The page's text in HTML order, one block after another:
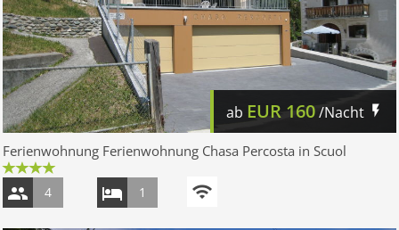
ab EUR 160/Nacht
Ferienwohnung Ferienwohnung Chasa Percosta in Scuol
4 1